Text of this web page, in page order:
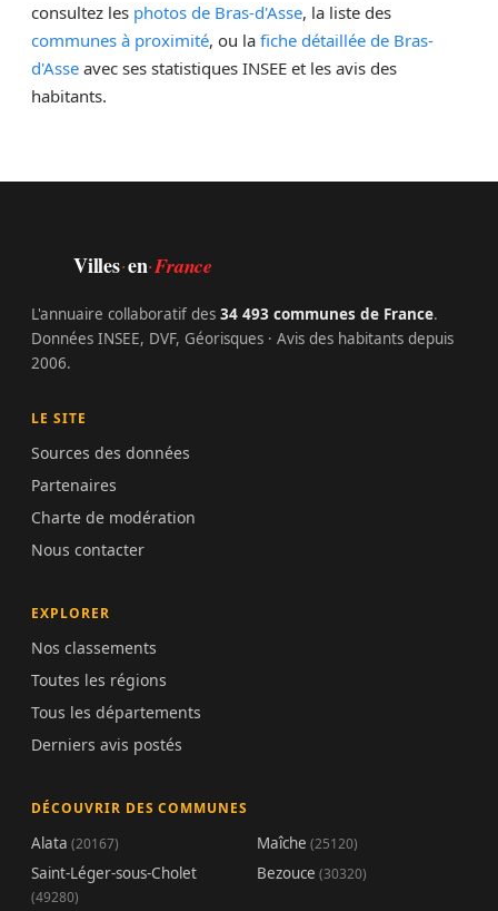
consultez les photos de Bras-d'Asse, la liste des
communes à proximité, ou la fiche détaillée de Bras-
d'Asse avec ses statistiques INSEE et les avis des
habitants.
Villes·en·France
L'annuaire collaboratif des 34 493 communes de France.
Données INSEE, DVF, Géorisques · Avis des habitants depuis
2006.
LE SITE
Sources des données
Partenaires
Charte de modération
Nous contacter
EXPLORER
Nos classements
Toutes les régions
Tous les départements
Derniers avis postés
DÉCOUVRIR DES COMMUNES
Alata (20167) Maîche (25120)
Saint-Léger-sous-Cholet
(49280)
Bezouce (30320)